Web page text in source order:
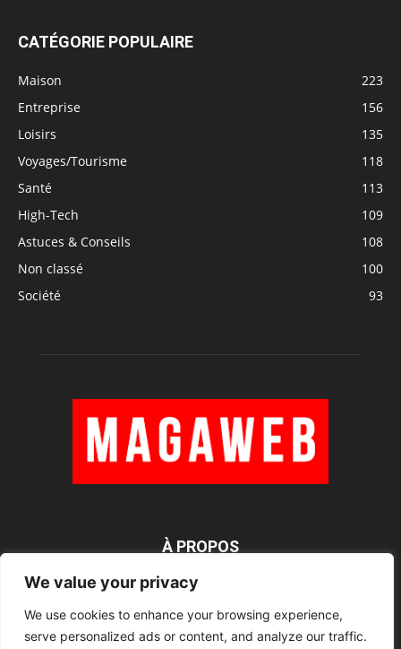
We value your privacy
We use cookies to enhance your browsing experience,
serve personalized ads or content, and analyze our traffic.
CATÉGORIE POPULAIRE
Maison
223
Entreprise
156
Loisirs
135
Voyages/Tourisme
118
Santé
113
High-Tech
109
Astuces & Conseils
108
Non classé
100
Société
93
À PROPOS
SUIVEZ NOUS